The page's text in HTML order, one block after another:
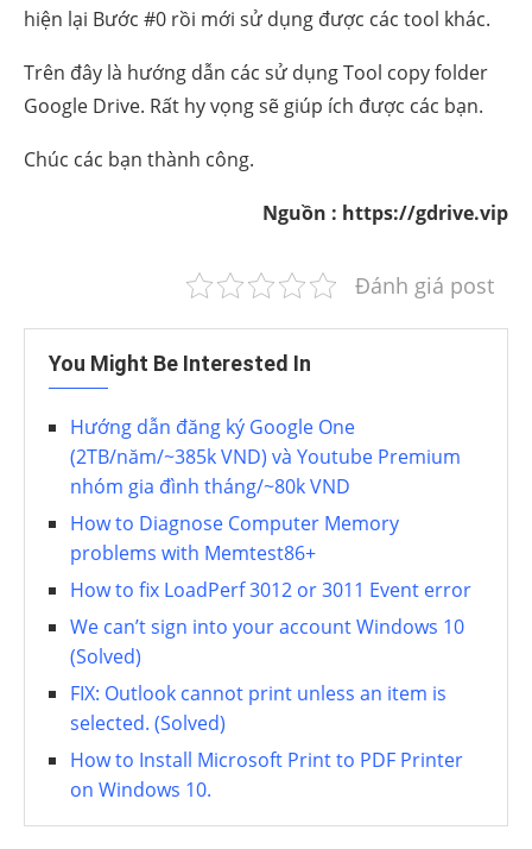
hiện lại Bước #0 rồi mới sử dụng được các tool khác.
Trên đây là hướng dẫn các sử dụng Tool copy folder
Google Drive. Rất hy vọng sẽ giúp ích được các bạn.
Chúc các bạn thành công.
Nguồn : https://gdrive.vip
Đánh giá post
You Might Be Interested In
Hướng dẫn đăng ký Google One
(2TB/năm/~385k VND) và Youtube Premium
nhóm gia đình tháng/~80k VND
How to Diagnose Computer Memory
problems with Memtest86+
How to fix LoadPerf 3012 or 3011 Event error
We can’t sign into your account Windows 10
(Solved)
FIX: Outlook cannot print unless an item is
selected. (Solved)
How to Install Microsoft Print to PDF Printer
on Windows 10.